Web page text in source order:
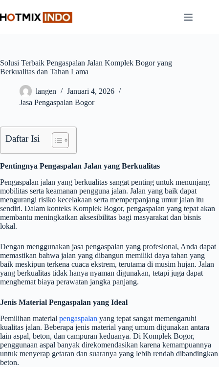
to
content
Solusi Terbaik Pengaspalan Jalan Komplek Bogor yang
Berkualitas dan Tahan Lama
langen
Januari 4, 2026
Jasa Pengaspalan Bogor
Daftar Isi
Pentingnya Pengaspalan Jalan yang Berkualitas
Pengaspalan jalan yang berkualitas sangat penting untuk menunjang
mobilitas serta keamanan pengguna jalan. Jalan yang baik dapat
mengurangi risiko kecelakaan serta memperpanjang umur jalan itu
sendiri. Dalam konteks Komplek Bogor, pengaspalan yang tepat akan
membantu meningkatkan aksesibilitas bagi masyarakat dan bisnis
lokal.
Dengan menggunakan jasa pengaspalan yang profesional, Anda dapat
memastikan bahwa jalan yang dibangun memiliki daya tahan yang
baik meskipun terkena cuaca ekstrem, terutama di musim hujan. Jalan
yang berkualitas tidak hanya nyaman digunakan, tetapi juga dapat
menghemat biaya perawatan jangka panjang.
Jenis Material Pengaspalan yang Ideal
Pemilihan material pengaspalan yang tepat sangat memengaruhi
kualitas jalan. Beberapa jenis material yang umum digunakan antara
lain aspal, beton, dan campuran keduanya. Di Komplek Bogor,
penggunaan aspal banyak direkomendasikan karena kemampuannya
untuk menyerap getaran dan suaranya yang lebih rendah dibandingkan
beton.